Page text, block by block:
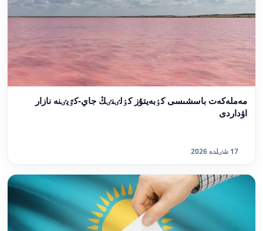
مەملەكەت باسشىسى كٶبەيتۇز كٶلٸنٸڭ جاي-كٷيٸنە نازار
اۋداردى
17 شٸلدە 2026